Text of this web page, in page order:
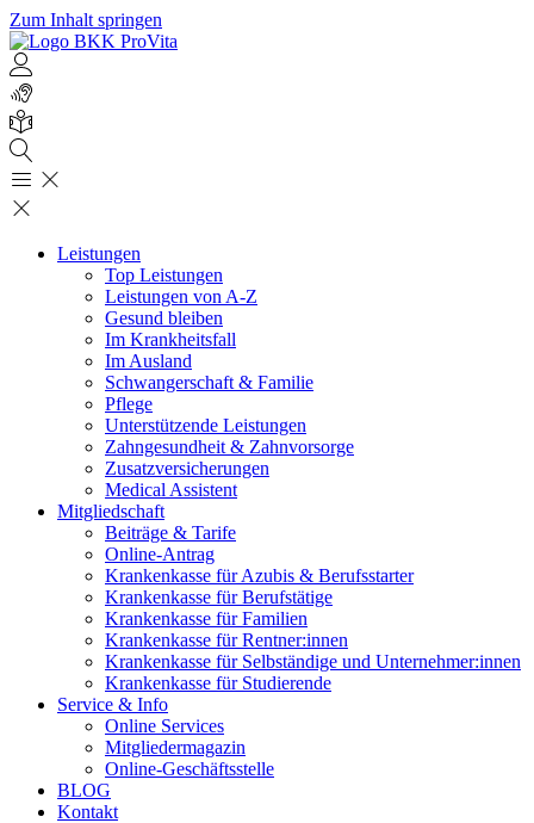
Zum Inhalt springen
Leistungen
Top Leistungen
Leistungen von A-Z
Gesund bleiben
Im Krankheitsfall
Im Ausland
Schwangerschaft & Familie
Pflege
Unterstützende Leistungen
Zahngesundheit & Zahnvorsorge
Zusatzversicherungen
Medical Assistent
Mitgliedschaft
Beiträge & Tarife
Online-Antrag
Krankenkasse für Azubis & Berufsstarter
Krankenkasse für Berufstätige
Krankenkasse für Familien
Krankenkasse für Rentner:innen
Krankenkasse für Selbständige und Unternehmer:innen
Krankenkasse für Studierende
Service & Info
Online Services
Mitgliedermagazin
Online-Geschäftsstelle
BLOG
Kontakt